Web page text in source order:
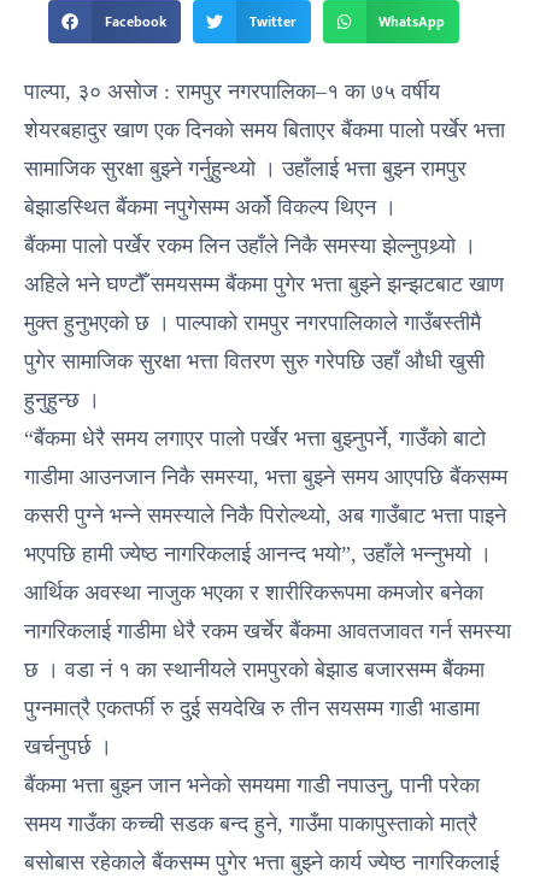
Facebook Twitter WhatsApp
पाल्पा, ३० असोज : रामपुर नगरपालिका–१ का ७५ वर्षीय
शेयरबहादुर खाण एक दिनको समय बिताएर बैंकमा पालो पर्खेर भत्ता
सामाजिक सुरक्षा बुझ्ने गर्नुहुन्थ्यो । उहाँलाई भत्ता बुझ्न रामपुर
बेझाडस्थित बैंकमा नपुगेसम्म अर्को विकल्प थिएन ।
बैंकमा पालो पर्खेर रकम लिन उहाँले निकै समस्या झेल्नुपथ्र्यो ।
अहिले भने घण्टौँ समयसम्म बैंकमा पुगेर भत्ता बुझ्ने झन्झटबाट खाण
मुक्त हुनुभएको छ । पाल्पाको रामपुर नगरपालिकाले गाउँबस्तीमै
पुगेर सामाजिक सुरक्षा भत्ता वितरण सुरु गरेपछि उहाँ औधी खुसी
हुनुहुन्छ ।
“बैंकमा धेरै समय लगाएर पालो पर्खेर भत्ता बुझ्नुपर्ने, गाउँको बाटो
गाडीमा आउनजान निकै समस्या, भत्ता बुझ्ने समय आएपछि बैंकसम्म
कसरी पुग्ने भन्ने समस्याले निकै पिरोल्थ्यो, अब गाउँबाट भत्ता पाइने
भएपछि हामी ज्येष्ठ नागरिकलाई आनन्द भयो”, उहाँले भन्नुभयो ।
आर्थिक अवस्था नाजुक भएका र शारीरिकरूपमा कमजोर बनेका
नागरिकलाई गाडीमा धेरै रकम खर्चेर बैंकमा आवतजावत गर्न समस्या
छ । वडा नं १ का स्थानीयले रामपुरको बेझाड बजारसम्म बैंकमा
पुग्नमात्रै एकतर्फी रु दुई सयदेखि रु तीन सयसम्म गाडी भाडामा
खर्चनुपर्छ ।
बैंकमा भत्ता बुझ्न जान भनेको समयमा गाडी नपाउनु, पानी परेका
समय गाउँका कच्ची सडक बन्द हुने, गाउँमा पाकापुस्ताको मात्रै
बसोबास रहेकाले बैंकसम्म पुगेर भत्ता बुझ्ने कार्य ज्येष्ठ नागरिकलाई